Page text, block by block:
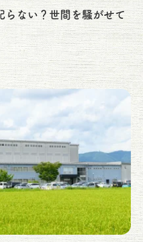
ない？世間を騒がせて